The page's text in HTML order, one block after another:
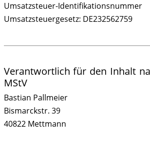
Umsatzsteuer-
Umsatzsteuergesetz: DE232562759
Verantwortlich für den Inhalt
MStV
Bastian Pallmeier
Bismarckstr. 39
40822 Mettmann